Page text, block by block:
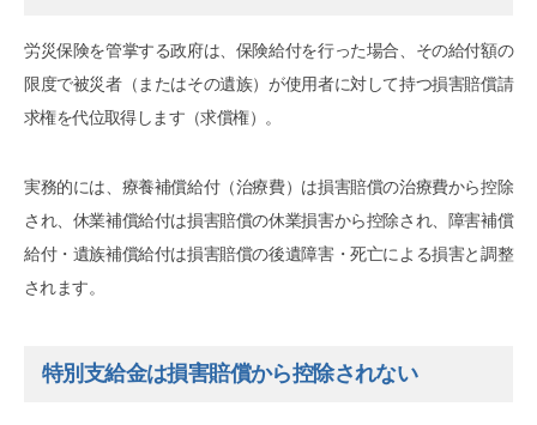
労災保険を管掌する政府は、保険給付を行った場合、その給付額の
限度で被災者（またはその遺族）が使用者に対して持つ損害賠償請
求権を代位取得します（求償権）。
実務的には、療養補償給付（治療費）は損害賠償の治療費から控除
され、休業補償給付は損害賠償の休業損害から控除され、障害補償
給付・遺族補償給付は損害賠償の後遺障害・死亡による損害と調整
されます。
特別支給金は損害賠償から控除されない